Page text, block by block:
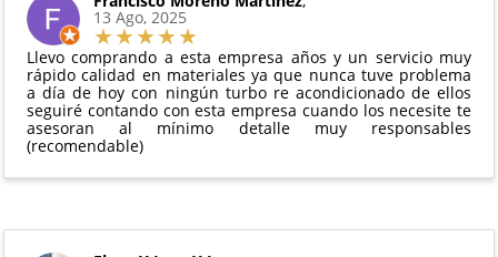
Todas nuestras garantías cumplen con la legislación
vigente. Consulta nuestras
para más información.
manipulado
Debe devolverse en su
perfectas condiciones
13 Ago, 2025
Llevo comprando a esta empresa años y un servicio muy
rápido calidad en materiales ya que nunca tuve problema
a día de hoy con ningún turbo re acondicionado de ellos
seguiré contando con esta empresa cuando los necesite te
asesoran al mínimo detalle muy responsables
(recomendable)